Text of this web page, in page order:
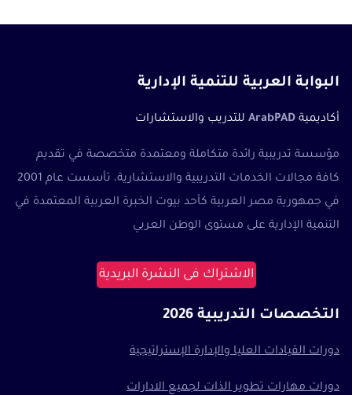
البوابة العربية للتنمية الإدارية
أكاديمية ArabPAD للتدريب والاستشارات
مؤسسة تدريبية رائدة متكاملة ومعتمدة متخصصة في تقديم
كافة مجالات الخدمات التدريبية والاستشارية، تأسست عام 2001
في جمهورية مصر العربية كأحد بيوت الخبرة العربية المعتمدة في
التنمية الإدارية على مستوى الوطن العربي
الاشتراك فى النشرة البريدية
التخصصات التدريبية 2026
دورات القيادات العليا والإدارة الإستراتيجية
دورات مهارات تطوير الذات لجميع الادارات